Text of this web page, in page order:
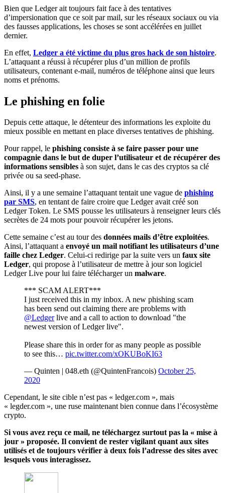
Bien que Ledger ait toujours fait face à des tentatives
d’impersionation que ce soit par mail, sur les réseaux sociaux ou via
des fausses applications, les choses se sont accélérées en juillet
dernier.
En effet, Ledger a été victime du plus gros hack de son histoire.
L’attaquant a réussi à récupérer plus d’un million de profils
utilisateurs, contenant e-mail, numéros de téléphone ainsi que leurs
noms et prénoms.
Le phishing en folie
Depuis cette attaque, le détenteur des informations les exploite du
mieux possible en mettant en place diverses tentatives de phishing.
Pour rappel, le phishing consiste à se faire passer pour une
compagnie dans le but de duper l’utilisateur et de récupérer des
informations sensibles à son sujet, dans le cas des cryptos sa clé
privée ou sa seed-phase.
Ainsi, il y a une semaine l’attaquant tentait une vague de phishing
par SMS, en tentant de faire croire que Ledger avait créé son
Ledger Token. Le SMS pousse les utilisateurs à renseigner leurs clés
secrètes de 24 mots pour pouvoir récupérer les jetons.
Cette semaine c’est au tour des données mails d’être exploitées.
Ainsi, l’attaquant a envoyé un mail notifiant les utilisateurs d’une
faille chez Ledger. Celui-ci redirige par la suite vers un faux site
Ledger, qui propose à l’utilisateur de mettre à jour son logiciel
Ledger Live pour lui faire télécharger un malware.
*** SCAM ALERT***
I just received this in my inbox. A new phishing scam
has been send out claiming there are problems with
@Ledgerlive and a call to action to download "the
newest version of Ledger live".
Please share this in order for as many people as possible
to see this… pic.twitter.com/xOKUBoKI63
— Quinten | 048.eth (@QuintenFrancois) October 25,
2020
Cependant, le site cible n’est pas « ledger.com », mais
« legder.com », une ruse maintenant bien connue dans l’écosystème
crypto.
Si vous avez reçu ce mail, ne téléchargez surtout pas la « mise à
jour » proposée. Il convient de rester vigilant quant aux sites
utilisés et de toujours vérifier à deux fois l’adresse des sites avec
lesquels vous interagissez.